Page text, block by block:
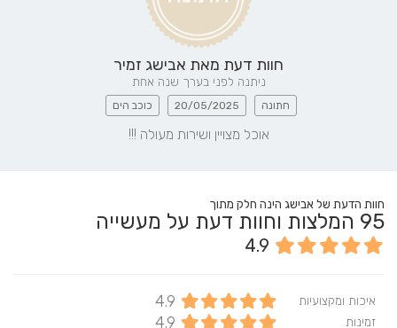
חוות דעת מאת אבישג זמיר
ניתנה לפני בערך שנה אחת
חתונה 20/05/2025 כוכב הים
אוכל מצויין ושירות מעולה !!!
חוות הדעת של אבישג הינה חלק מתוך
95 המלצות וחוות דעת על מעשייה
4.9
איכות ומקצועיות 4.9
זמינות 4.9